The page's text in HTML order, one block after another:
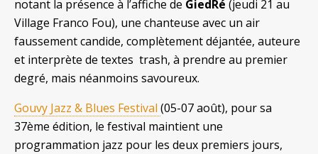
notant la présence à l’affiche de GiedRé (jeudi 21 au
Village Franco Fou), une chanteuse avec un air
faussement candide, complètement déjantée, auteure
et interprète de textes trash, à prendre au premier
degré, mais néanmoins savoureux.
Gouvy Jazz & Blues Festival (05-07 août), pour sa
37ème édition, le festival maintient une
programmation jazz pour les deux premiers jours,